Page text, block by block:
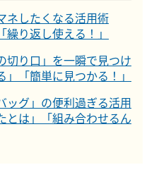
ネしたくなる活用術
り返し使える！」
切り口」を一瞬で見つけ
「簡単に見つかる！」
ッグ」の便利過ぎる活用
は」「組み合わせるん